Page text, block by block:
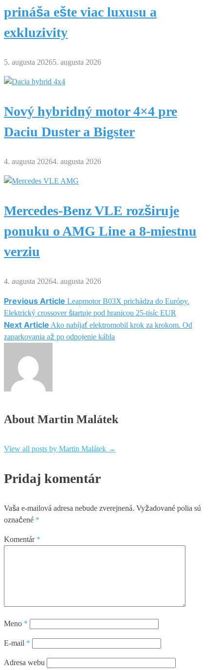
prináša ešte viac luxusu a
exkluzivity
5. augusta 20265. augusta 2026
Nový hybridný motor 4×4 pre
Daciu Duster a Bigster
4. augusta 20264. augusta 2026
Mercedes-Benz VLE rozširuje
ponuku o AMG Line a 8-miestnu
verziu
4. augusta 20264. augusta 2026
Navigácia
v
článku
Previous Article Leapmotor B03X prichádza do Európy.
Elektrický crossover štartuje pod hranicou 25-tisíc EUR
Next Article Ako nabíjať elektromobil krok za krokom. Od
zaparkovania až po odpojenie kábla
About Martin Malátek
View all posts by Martin Malátek →
Pridaj komentár
Vaša e-mailová adresa nebude zverejnená. Vyžadované polia sú
označené *
Komentár *
Meno *
E-mail *
Adresa webu